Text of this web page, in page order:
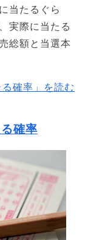
当たるぐら
実際に当たる
総額と当選本
る確率」を読む
確率